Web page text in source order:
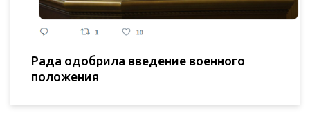
Рада одобрила введение военного
положения